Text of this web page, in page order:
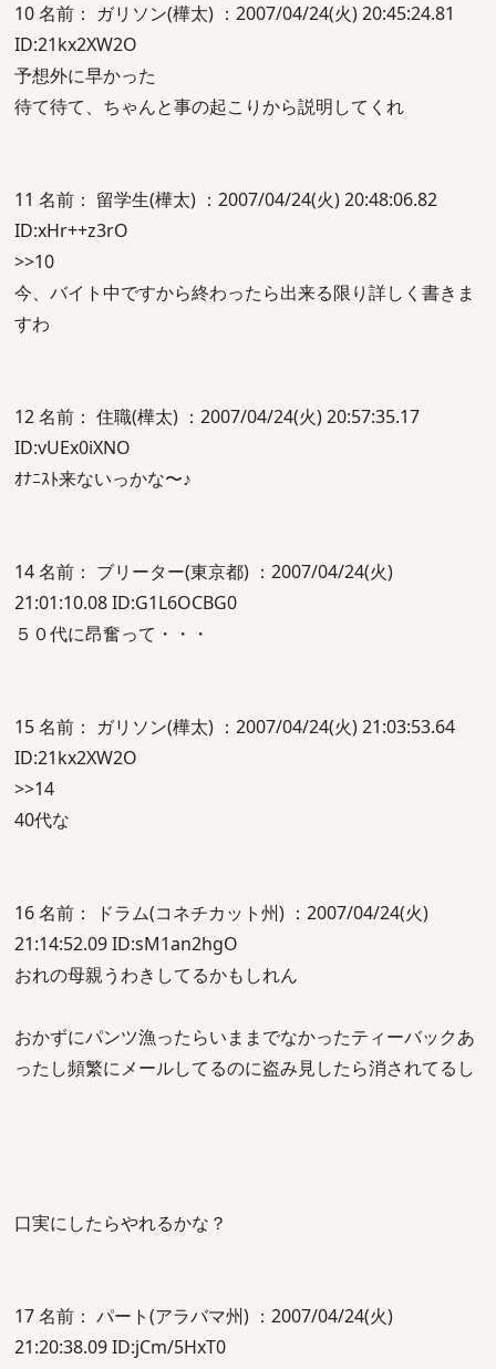
10 名前： ガリソン(樺太) ：2007/04/24(火) 20:45:24.81
ID:21kx2XW2O
予想外に早かった
待て待て、ちゃんと事の起こりから説明してくれ
11 名前： 留学生(樺太) ：2007/04/24(火) 20:48:06.82
ID:xHr++z3rO
>>10
今、バイト中ですから終わったら出来る限り詳しく書きま
すわ
12 名前： 住職(樺太) ：2007/04/24(火) 20:57:35.17
ID:vUEx0iXNO
ｵﾅﾆｽﾄ来ないっかな〜♪
14 名前： ブリーター(東京都) ：2007/04/24(火)
21:01:10.08 ID:G1L6OCBG0
５０代に昂奮って・・・
15 名前： ガリソン(樺太) ：2007/04/24(火) 21:03:53.64
ID:21kx2XW2O
>>14
40代な
16 名前： ドラム(コネチカット州) ：2007/04/24(火)
21:14:52.09 ID:sM1an2hgO
おれの母親うわきしてるかもしれん
おかずにパンツ漁ったらいままでなかったティーバックあ
ったし頻繁にメールしてるのに盗み見したら消されてるし
口実にしたらやれるかな？
17 名前： パート(アラバマ州) ：2007/04/24(火)
21:20:38.09 ID:jCm/5HxT0